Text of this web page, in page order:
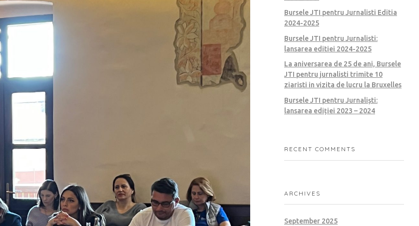
Bursele JTI pentru Jurnalisti Editia
2024-2025
Bursele JTI pentru Jurnalisti:
lansarea editiei 2024-2025
La aniversarea de 25 de ani, Bursele
JTI pentru jurnalisti trimite 10
ziaristi in vizita de lucru la Bruxelles
Bursele JTI pentru Jurnaliști:
lansarea ediției 2023 – 2024
RECENT COMMENTS
ARCHIVES
September 2025